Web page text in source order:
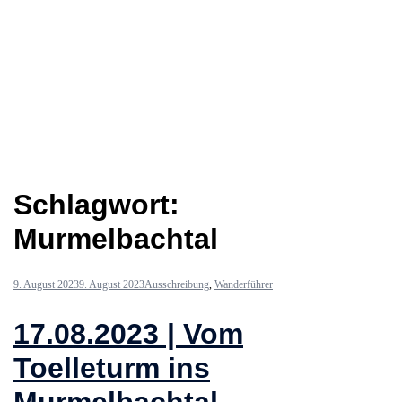
Schlagwort:
Murmelbachtal
9. August 20239. August 2023Ausschreibung, Wanderführer
17.08.2023 | Vom
Toelleturm ins